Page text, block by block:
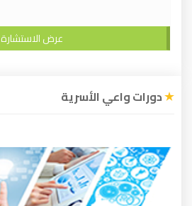
عرض الاستشارة
دورات واعي الأسرية